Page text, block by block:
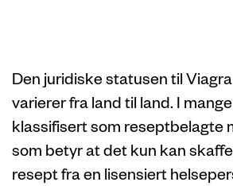
Den juridiske statusen til
varierer fra land til land. I
klassifisert som reseptbelagte
som betyr at det kun kan
resept fra en lisensiert